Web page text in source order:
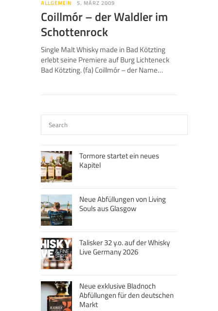
ALLGEMEIN 5. MÄRZ 2009
Coillmór – der Waldler im
Schottenrock
Single Malt Whisky made in Bad Kötzting
erlebt seine Premiere auf Burg Lichteneck
Bad Kötzting. (fa) Coillmór – der Name…
Tormore startet ein neues
Kapitel
Neue Abfüllungen von Living
Souls aus Glasgow
Talisker 32 y.o. auf der Whisky
Live Germany 2026
Neue exklusive Bladnoch
Abfüllungen für den deutschen
Markt